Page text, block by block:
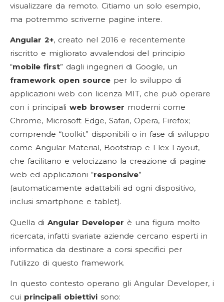
visualizzare da remoto. Citiamo un solo esempio,
ma potremmo scriverne pagine intere.
Angular 2+, creato nel 2016 e recentemente
riscritto e migliorato avvalendosi del principio
“mobile first” dagli ingegneri di Google, un
framework open source per lo sviluppo di
applicazioni web con licenza MIT, che può operare
con i principali web browser moderni come
Chrome, Microsoft Edge, Safari, Opera, Firefox;
comprende “toolkit” disponibili o in fase di sviluppo
come Angular Material, Bootstrap e Flex Layout,
che facilitano e velocizzano la creazione di pagine
web ed applicazioni “responsive”
(automaticamente adattabili ad ogni dispositivo,
inclusi smartphone e tablet).
Quella di Angular Developer è una figura molto
ricercata, infatti svariate aziende cercano esperti in
informatica da destinare a corsi specifici per
l’utilizzo di questo framework.
In questo contesto operano gli Angular Developer, i
cui principali obiettivi sono: